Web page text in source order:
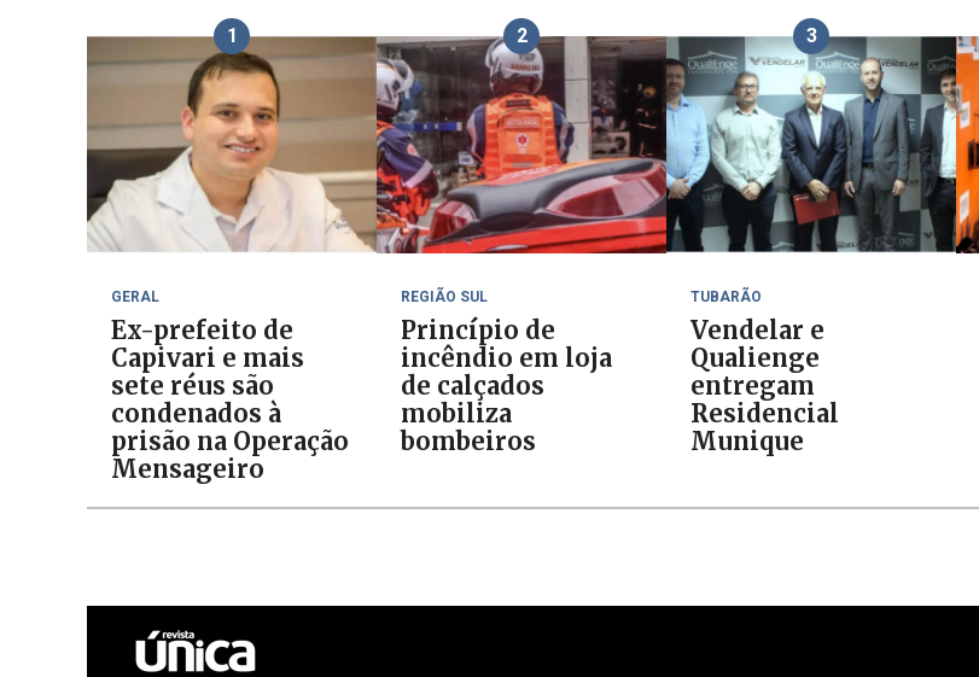
1
GERAL
Ex-prefeito de
Capivari e mais
sete réus são
condenados à
prisão na Operação
Mensageiro
2
REGIÃO SUL
Princípio de
incêndio em loja
de calçados
mobiliza
bombeiros
3
TUBARÃO
Vendelar e
Qualienge
entregam
Residencial
Munique